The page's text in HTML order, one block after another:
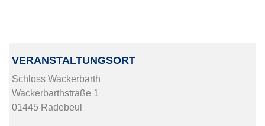
VERANSTALTUNGSORT
Schloss Wackerbarth
Wackerbarthstraße 1
01445 Radebeul